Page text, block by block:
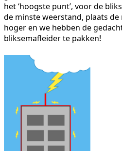
het ‘hoogste punt’, voor de
de minste weerstand, plaats
hoger en we hebben de
bliksemafleider te pakken!